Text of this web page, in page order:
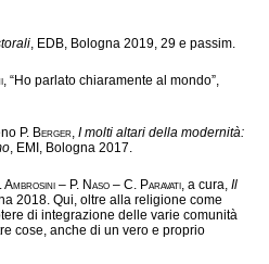
, EDB, Bologna 2019, 29 e passim.
, “Ho parlato chiaramente al mondo”,
P. Berger ,I molti altari della modernità:
, EMI, Bologna 2017.
Ambrosini – P. Naso – C. Paravati , a cura,Il
2018. Qui, oltre alla religione come
di integrazione delle varie comunità
cose, anche di un vero e proprio